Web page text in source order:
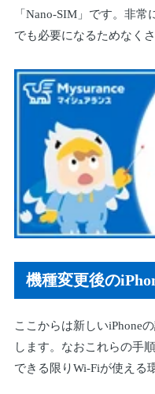
「Nano-SIM」です。非
でも必要になるためなく
機種変更後の
ここからは新しいiPhone
します。なおこれらの手
できる限りWi-Fiが使える